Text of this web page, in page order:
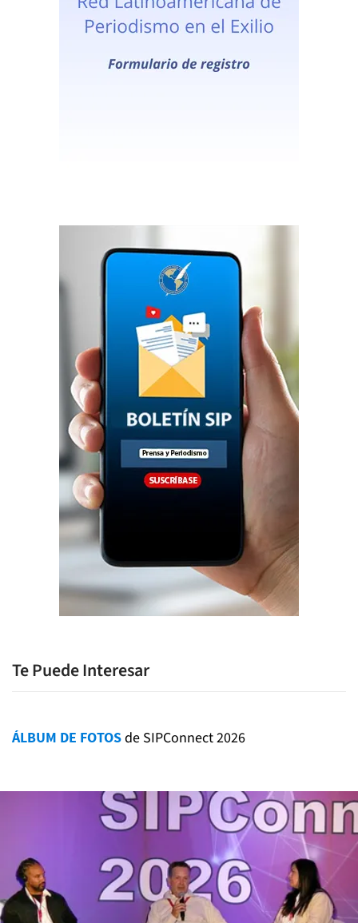
Te Puede Interesar
ÁLBUM DE FOTOSde SIPConnect 2026